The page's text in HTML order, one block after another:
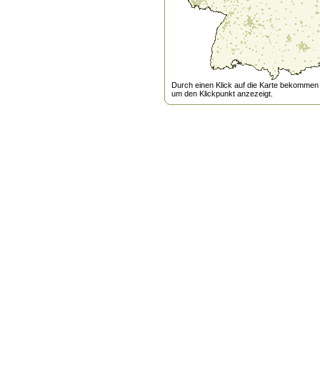
Durch einen Klick auf die Karte
um den Klickpunkt anzezeigt.